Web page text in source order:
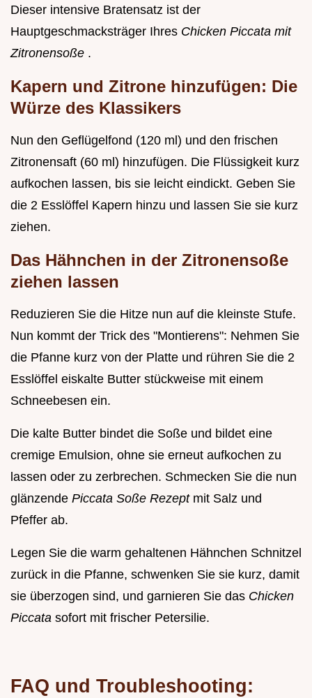
Dieser intensive Bratensatz ist der
Hauptgeschmacksträger Ihres Chicken Piccata mit
Zitronensoße .
Kapern und Zitrone hinzufügen: Die
Würze des Klassikers
Nun den Geflügelfond (120 ml) und den frischen
Zitronensaft (60 ml) hinzufügen. Die Flüssigkeit kurz
aufkochen lassen, bis sie leicht eindickt. Geben Sie
die 2 Esslöffel Kapern hinzu und lassen Sie sie kurz
ziehen.
Das Hähnchen in der Zitronensoße
ziehen lassen
Reduzieren Sie die Hitze nun auf die kleinste Stufe.
Nun kommt der Trick des "Montierens": Nehmen Sie
die Pfanne kurz von der Platte und rühren Sie die 2
Esslöffel eiskalte Butter stückweise mit einem
Schneebesen ein.
Die kalte Butter bindet die Soße und bildet eine
cremige Emulsion, ohne sie erneut aufkochen zu
lassen oder zu zerbrechen. Schmecken Sie die nun
glänzende Piccata Soße Rezept mit Salz und
Pfeffer ab.
Legen Sie die warm gehaltenen Hähnchen Schnitzel
zurück in die Pfanne, schwenken Sie sie kurz, damit
sie überzogen sind, und garnieren Sie das Chicken
Piccata sofort mit frischer Petersilie.
FAQ und Troubleshooting: